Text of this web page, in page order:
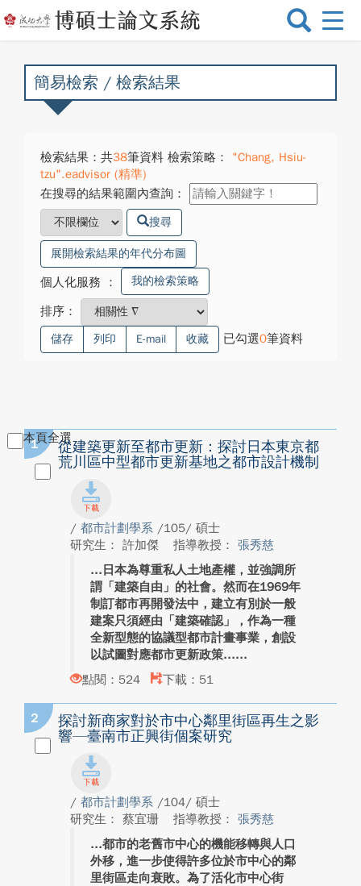
選
換
簡易檢索 / 檢索結果
檢索結果：共38筆資料 檢索策略：
"Chang, Hsiu-
tzu".eadvisor (精準)
在搜尋的結果範圍內查詢：
搜尋
展開檢索結果的年代分布圖
個人化服務 ： 我的檢索策略
排序：
儲存 列印 E-mail 收藏 已勾選0筆資料
本頁全選
1
從建築更新至都市更新：探討日本東京都
荒川區中型都市更新基地之都市設計機制
/ 都市計劃學系 /105/ 碩士
研究生： 許加傑
指導教授： 張秀慈
日本為尊重私人土地產權，並強調所
謂「建築自由」的社會。然而在1969年
制訂都市再開發法中，建立有別於一般
建案只須經由「建築確認」，作為一種
全新型態的協議型都市計畫事業，創設
以試圖對應都市更新政策...
點閱：524
下載：51
2
探討新商家對於市中心鄰里街區再生之影
響—臺南市正興街個案研究
/ 都市計劃學系 /104/ 碩士
研究生： 蔡宜珊
指導教授： 張秀慈
都市的老舊市中心的機能移轉與人口
外移，進一步使得許多位於市中心的鄰
里街區走向衰敗。為了活化市中心街